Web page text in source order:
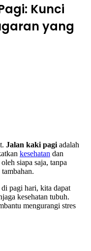
Kunci
yang
Jalan kaki pagi adalah
kesehatan dan
siapa saja, tanpa
di pagi hari, kita dapat
kesehatan tubuh.
mengurangi stres